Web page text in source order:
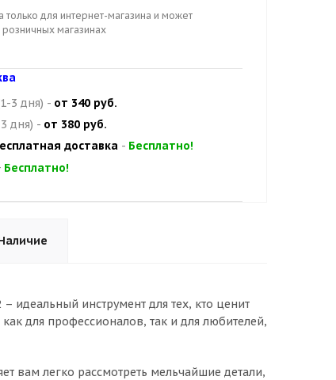
только для интернет-магазина и может
розничных магазинах
3 дня) - от 340 руб.
дня) - от 380 руб.
доставка - Бесплатно!
Бесплатно!
идеальный инструмент для тех, кто ценит
для профессионалов, так и для любителей,
вам легко рассмотреть мельчайшие детали,